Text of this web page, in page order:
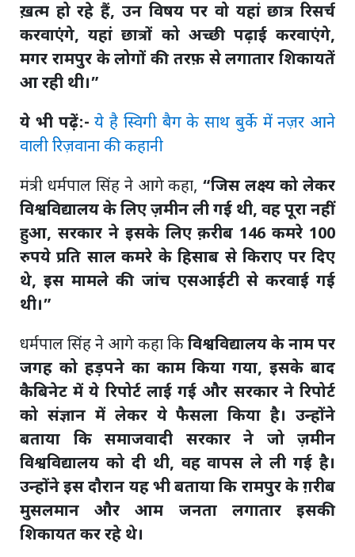
ख़त्म हो रहे हैं, उन विषय पर वो यहां छात्र रिसर्च
करवाएंगे, यहां छात्रों को अच्छी पढ़ाई करवाएंगे,
मगर रामपुर के लोगों की तरफ़ से लगातार शिकायतें
आ रही थी।”
ये भी पढ़ें:-ये है स्विगी बैग के साथ बुर्के में नज़र आने
वाली रिज़वाना की कहानी
मंत्री धर्मपाल सिंह ने आगे कहा, “जिस लक्ष्य को लेकर
विश्वविद्यालय के लिए ज़मीन ली गई थी, वह पूरा नहीं
हुआ, सरकार ने इसके लिए क़रीब 146 कमरे 100
रुपये प्रति साल कमरे के हिसाब से किराए पर दिए
थे, इस मामले की जांच एसआईटी से करवाई गई
थी।”
धर्मपाल सिंह ने आगे कहा किविश्वविद्यालय के नाम पर
जगह को हड़पने का काम किया गया, इसके बाद
कैबिनेट में ये रिपोर्ट लाई गई और सरकार ने रिपोर्ट
को संज्ञान में लेकर ये फैसला किया है। उन्होंने
बताया कि समाजवादी सरकार ने जो ज़मीन
विश्वविद्यालय को दी थी, वह वापस ले ली गई है।
उन्होंने इस दौरान यह भी बताया कि रामपुर के ग़रीब
मुसलमान और आम जनता लगातार इसकी
शिकायत कर रहे थे।